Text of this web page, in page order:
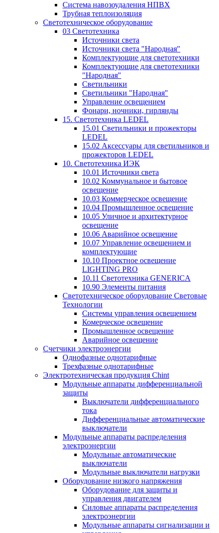
Система навозоудаления НПВХ
Трубная теплоизоляция
Светотехническое оборудование
03 Светотехника
Источники света
Источники света "Народная"
Комплектующие для светотехники
Комплектующие для светотехники
"Народная"
Светильники
Светильники "Народная"
Управление освещением
Фонари, ночники, гирлянды
15. Светотехника LEDEL
15.01 Светильники и прожекторы
LEDEL
15.02 Аксессуары для светильников и
прожекторов LEDEL
10. Светотехника ИЭК
10.01 Источники света
10.02 Коммунальное и бытовое
освещение
10.03 Коммерческое освещение
10.04 Промышленное освещение
10.05 Уличное и архитектурное
освещение
10.06 Аварийное освещение
10.07 Управление освещением и
комплектующие
10.10 Проектное освещение
LIGHTING PRO
10.11 Светотехника GENERICA
10.90 Элементы питания
Светотехническое оборудование Световые
Технологии
Системы управления освещением
Комерческое освещение
Промышленное освещение
Аварийное освещение
Счетчики электроэнергии
Однофазные однотарифные
Трехфазные однотарифные
Электротехническая продукция Chint
Модульные аппараты дифференциальной
защиты
Выключатели дифференциального
тока
Дифференциальные автоматические
выключатели
Модульные аппараты распределения
электроэнергии
Модульные автоматические
выключатели
Модульные выключатели нагрузки
Оборудование низкого напряжения
Оборудование для защиты и
управления двигателем
Силовые аппараты распределения
электроэнергии
Модульные аппараты сигнализации и